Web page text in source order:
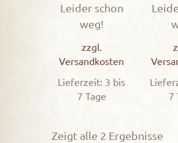
Leider schon
weg!
zzgl.
Versandkosten
Lieferzeit: 3 bis
7 Tage
7
Zeigt alle 2 Ergebnisse